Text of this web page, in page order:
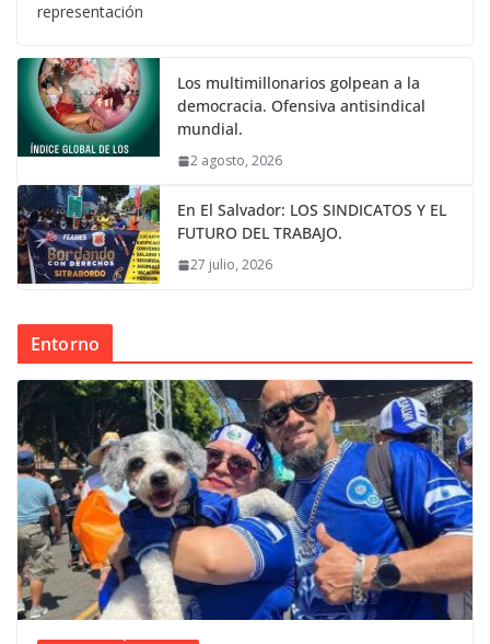
representación
Los multimillonarios golpean a la
democracia. Ofensiva antisindical
mundial.
2 agosto, 2026
En El Salvador: LOS SINDICATOS Y EL
FUTURO DEL TRABAJO.
27 julio, 2026
Entorno